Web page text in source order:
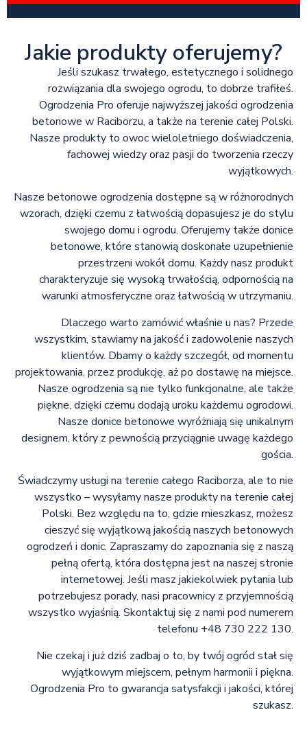
Jakie produkty oferujemy?
Jeśli szukasz trwałego, estetycznego i solidnego
rozwiązania dla swojego ogrodu, to dobrze trafiłeś.
Ogrodzenia Pro oferuje najwyższej jakości ogrodzenia
betonowe w Raciborzu, a także na terenie całej Polski.
Nasze produkty to owoc wieloletniego doświadczenia,
fachowej wiedzy oraz pasji do tworzenia rzeczy
wyjątkowych.
Nasze betonowe ogrodzenia dostępne są w różnorodnych
wzorach, dzięki czemu z łatwością dopasujesz je do stylu
swojego domu i ogrodu. Oferujemy także donice
betonowe, które stanowią doskonałe uzupełnienie
przestrzeni wokół domu. Każdy nasz produkt
charakteryzuje się wysoką trwałością, odpornością na
warunki atmosferyczne oraz łatwością w utrzymaniu.
Dlaczego warto zamówić właśnie u nas? Przede
wszystkim, stawiamy na jakość i zadowolenie naszych
klientów. Dbamy o każdy szczegół, od momentu
projektowania, przez produkcję, aż po dostawę na miejsce.
Nasze ogrodzenia są nie tylko funkcjonalne, ale także
piękne, dzięki czemu dodają uroku każdemu ogrodowi.
Nasze donice betonowe wyróżniają się unikalnym
designem, który z pewnością przyciągnie uwagę każdego
gościa.
Świadczymy usługi na terenie całego Raciborza, ale to nie
wszystko – wysyłamy nasze produkty na terenie całej
Polski. Bez względu na to, gdzie mieszkasz, możesz
cieszyć się wyjątkową jakością naszych betonowych
ogrodzeń i donic. Zapraszamy do zapoznania się z naszą
pełną ofertą, która dostępna jest na naszej stronie
internetowej. Jeśli masz jakiekolwiek pytania lub
potrzebujesz porady, nasi pracownicy z przyjemnością
wszystko wyjaśnią. Skontaktuj się z nami pod numerem
telefonu +48 730 222 130.
Nie czekaj i już dziś zadbaj o to, by twój ogród stał się
wyjątkowym miejscem, pełnym harmonii i piękna.
Ogrodzenia Pro to gwarancja satysfakcji i jakości, której
szukasz.